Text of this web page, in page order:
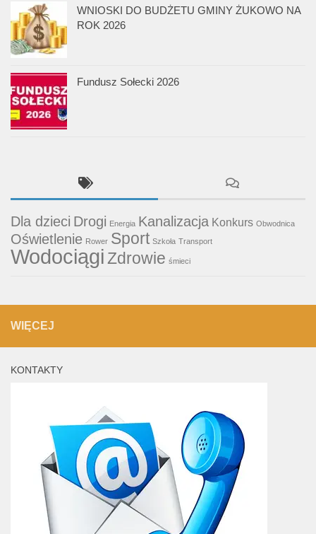
WNIOSKI DO BUDŻETU GMINY ŻUKOWO NA
ROK 2026
Fundusz Sołecki 2026
Dla dzieci Drogi Energia Kanalizacja Konkurs Obwodnica
Oświetlenie Rower Sport Szkoła Transport
WodociągiZdrowie śmieci
WIĘCEJ
KONTAKTY